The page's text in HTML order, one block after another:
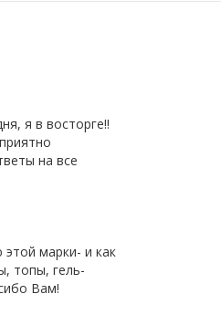
я в восторге!!
на все
марки- и как
топы, гель-
Вам!